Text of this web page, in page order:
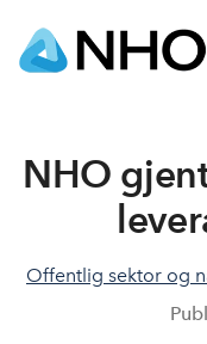
NHO
Offentlig sektor og